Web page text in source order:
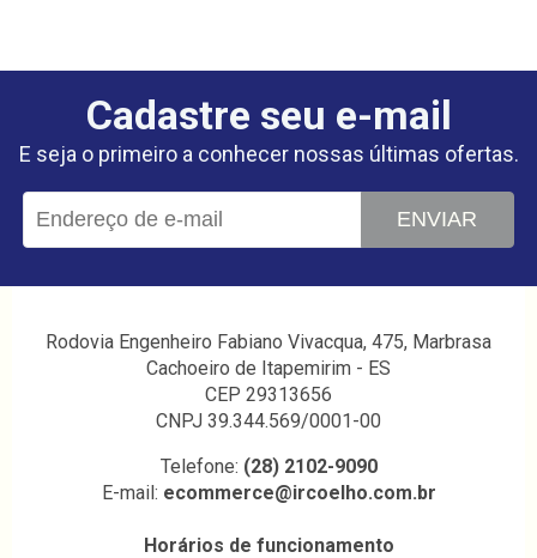
Cadastre seu e-mail
E seja o primeiro a conhecer nossas últimas ofertas.
ENVIAR
Rodovia Engenheiro Fabiano Vivacqua, 475, Marbrasa
Cachoeiro de Itapemirim - ES
CEP 29313656
CNPJ 39.344.569/0001-00
Telefone: (28) 2102-9090
E-mail: ecommerce@ircoelho.com.br
Horários de funcionamento